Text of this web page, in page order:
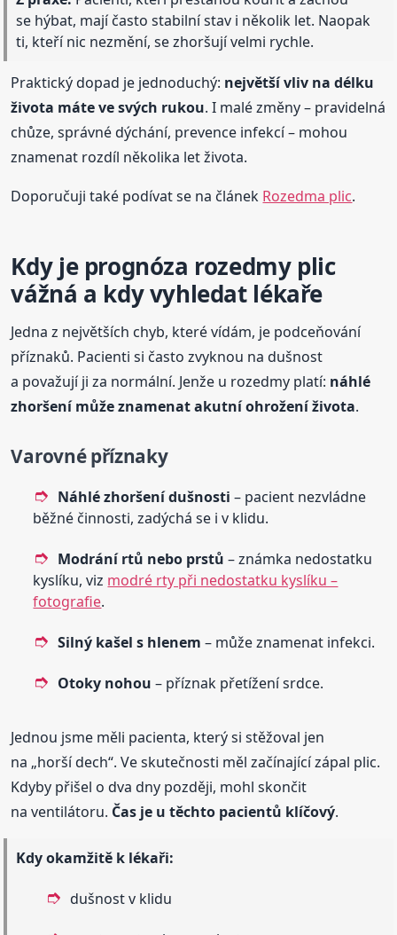
se hýbat, mají často stabilní stav i několik let. Naopak
ti, kteří nic nezmění, se zhoršují velmi rychle.
Praktický dopad je jednoduchý: největší vliv na délku
života máte ve svých rukou. I malé změny – pravidelná
chůze, správné dýchání, prevence infekcí – mohou
znamenat rozdíl několika let života.
Doporučuji také podívat se na článek Rozedma plic.
Kdy je prognóza rozedmy plic
vážná a kdy vyhledat lékaře
Jedna z největších chyb, které vídám, je podceňování
příznaků. Pacienti si často zvyknou na dušnost
a považují ji za normální. Jenže u rozedmy platí: náhlé
zhoršení může znamenat akutní ohrožení života.
Varovné příznaky
Náhlé zhoršení dušnosti – pacient nezvládne
běžné činnosti, zadýchá se i v klidu.
Modrání rtů nebo prstů – známka nedostatku
kyslíku, viz modré rty při nedostatku kyslíku –
fotografie.
Silný kašel s hlenem – může znamenat infekci.
Otoky nohou – příznak přetížení srdce.
Jednou jsme měli pacienta, který si stěžoval jen
na „horší dech“. Ve skutečnosti měl začínající zápal plic.
Kdyby přišel o dva dny později, mohl skončit
na ventilátoru. Čas je u těchto pacientů klíčový.
Kdy okamžitě k lékaři:
dušnost v klidu